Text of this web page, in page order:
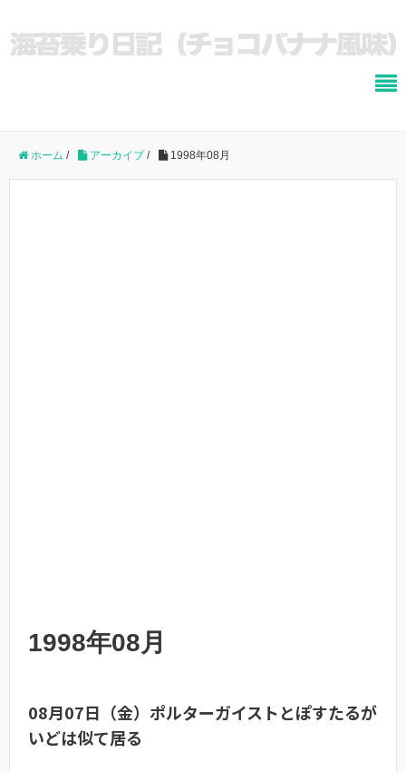
ホーム / アーカイブ / 1998年08月
1998年08月
08月07日（金）ポルターガイストとぽすたるが
いどは似て居る